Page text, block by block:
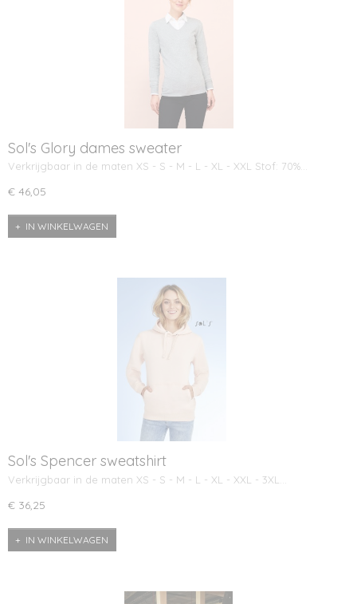
Sol's Glory dames sweater
Verkrijgbaar in de maten XS - S - M - L - XL - XXL Stof: 70%…
€ 46,05
IN WINKELWAGEN
Sol's Spencer sweatshirt
Verkrijgbaar in de maten XS - S - M - L - XL - XXL - 3XL…
€ 36,25
IN WINKELWAGEN